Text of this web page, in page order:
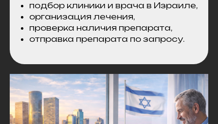
подбор клиники и врача в Израиле,
организация лечения,
проверка наличия препарата,
отправка препарата по запросу.